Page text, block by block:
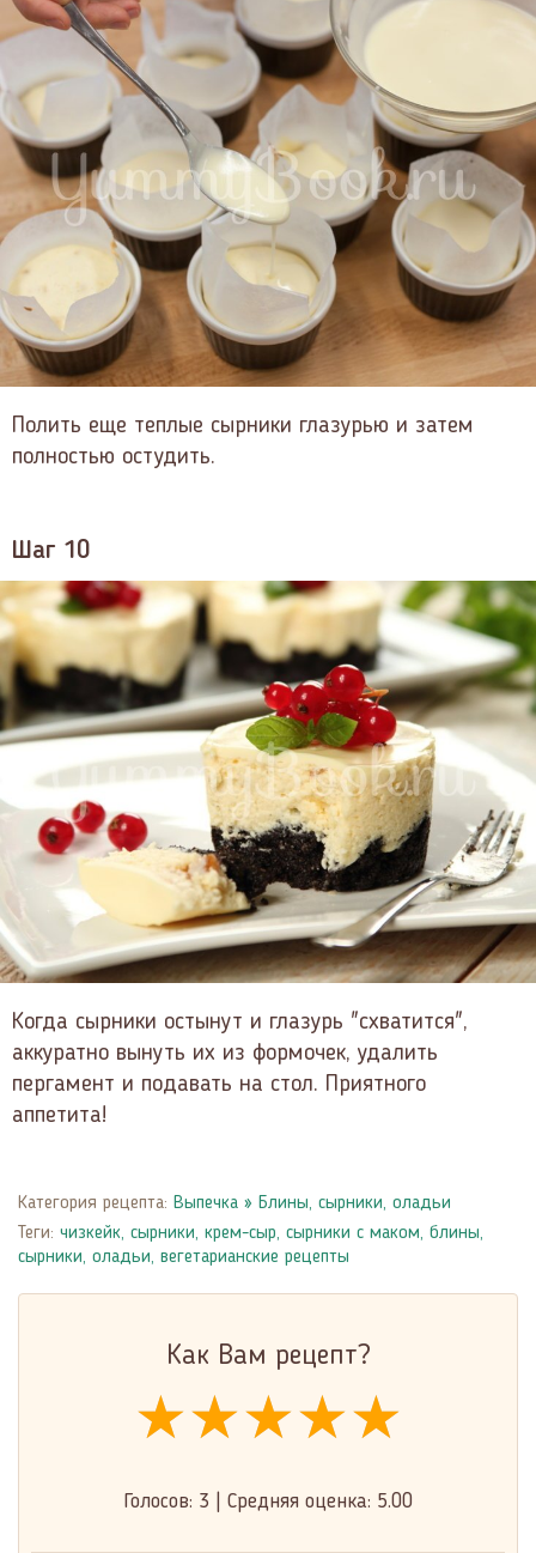
Полить еще теплые сырники глазурью и затем
полностью остудить.
Шаг 10
Когда сырники остынут и глазурь "схватится",
аккуратно вынуть их из формочек, удалить
пергамент и подавать на стол. Приятного
аппетита!
Категория рецепта: Выпечка » Блины, сырники, оладьи
Теги: чизкейк, сырники, крем-сыр, сырники с маком, блины,
сырники, оладьи, вегетарианские рецепты
Как Вам рецепт?
★★★★★
★★★★★
★★★★★
Голосов: 3 Средняя оценка: 5.00